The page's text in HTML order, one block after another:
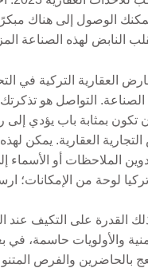
الوصول إلى هناك
النابض لهذه الصناعة
العقارية التركية في
الصناعة. التواصل هو
تكون بمثابة باب يؤدي
الملاحظات أو الأسماء
لوحة من
القدرة على التكيف
والأولويات حاسمة، في
بالحاضرين والفرص